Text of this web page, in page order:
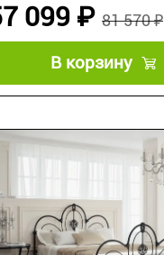
81 570 ₽
099 ₽
В корзину